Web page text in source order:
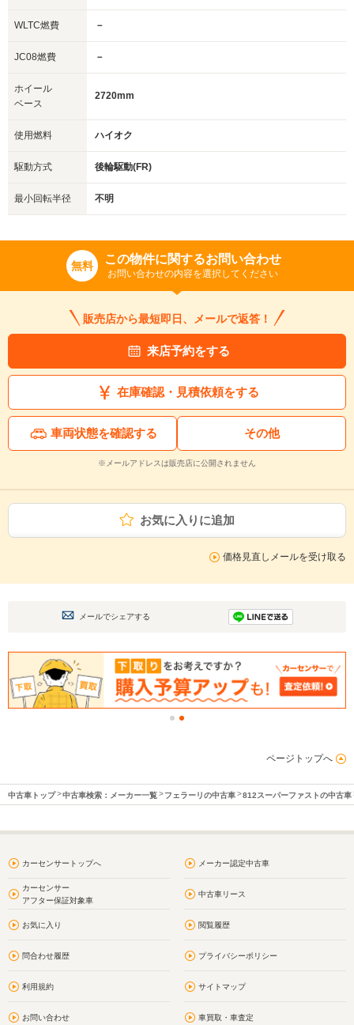
WLTC燃費 －
JC08燃費 －
ホイール
ベース
2720mm
使用燃料 ハイオク
駆動方式 後輪駆動(FR)
最小回転半径 不明
無料 この物件に関するお問い合わせ
お問い合わせの内容を選択してください
販売店から最短即日、メールで返答！
来店予約をする
在庫確認・見積依頼をする
車両状態を確認する その他
※メールアドレスは販売店に公開されません
お気に入りに追加
価格見直しメールを受け取る
メールでシェアする
ページトップへ
中古車トップ 中古車検索：メーカー一覧 フェラーリの中古車 812スーパーファストの中古車
カーセンサートップへ メーカー認定中古車
カーセンサー
アフター保証対象車
中古車リース
お気に入り 閲覧履歴
問合わせ履歴 プライバシーポリシー
利用規約 サイトマップ
お問い合わせ 車買取・車査定